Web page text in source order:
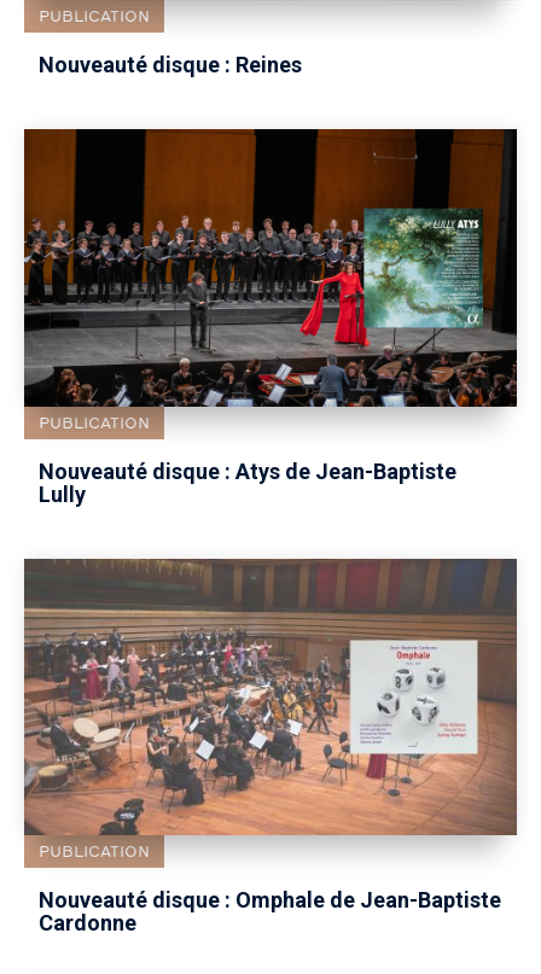
PUBLICATION
Nouveauté disque : Reines
PUBLICATION
Nouveauté disque : Atys de Jean-Baptiste
Lully
PUBLICATION
Nouveauté disque : Omphale de Jean-Baptiste
Cardonne